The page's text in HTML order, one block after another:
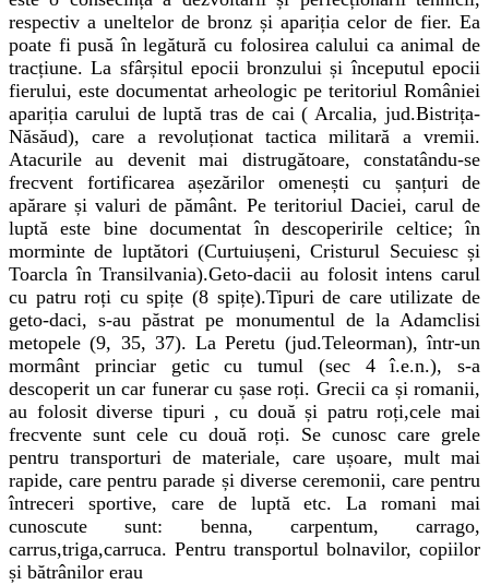
respectiv a uneltelor de bronz și apariția celor de fier. Ea
poate fi pusă în legătură cu folosirea calului ca animal de
tracțiune. La sfârșitul epocii bronzului și începutul epocii
fierului, este documentat arheologic pe teritoriul României
apariția carului de luptă tras de cai ( Arcalia, jud.Bistrița-
Năsăud), care a revoluționat tactica militară a vremii.
Atacurile au devenit mai distrugătoare, constatându-se
frecvent fortificarea așezărilor omenești cu șanțuri de
apărare și valuri de pământ. Pe teritoriul Daciei, carul de
luptă este bine documentat în descoperirile celtice; în
morminte de luptători (Curtuiușeni, Cristurul Secuiesc și
Toarcla în Transilvania).Geto-dacii au folosit intens carul
cu patru roți cu spițe (8 spițe).Tipuri de care utilizate de
geto-daci, s-au păstrat pe monumentul de la Adamclisi
metopele (9, 35, 37). La Peretu (jud.Teleorman), într-un
mormânt princiar getic cu tumul (sec 4 î.e.n.), s-a
descoperit un car funerar cu șase roți. Grecii ca și romanii,
au folosit diverse tipuri , cu două și patru roți,cele mai
frecvente sunt cele cu două roți. Se cunosc care grele
pentru transporturi de materiale, care ușoare, mult mai
rapide, care pentru parade și diverse ceremonii, care pentru
întreceri sportive, care de luptă etc. La romani mai
cunoscute sunt: benna, carpentum, carrago,
carrus,triga,carruca. Pentru transportul bolnavilor, copiilor
și bătrânilor erau